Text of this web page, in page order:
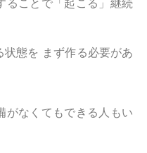
ることで「起こる」継続
態を まず作る必要があ
がなくてもできる人もい